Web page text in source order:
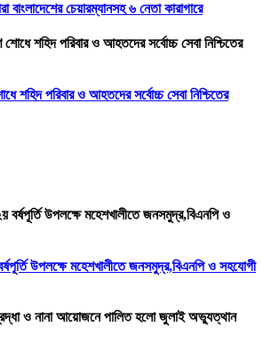
বাংলাদেশের চেয়ারম্যানসহ ৬ নেতা কারাগারে
শহিদ পরিবার ও আহতদের সর্বোচ্চ সেবা নিশ্চিতের
উপলক্ষে মহেশখালীতে জনসমুদ্র,বিএনপি ও সহযোগী